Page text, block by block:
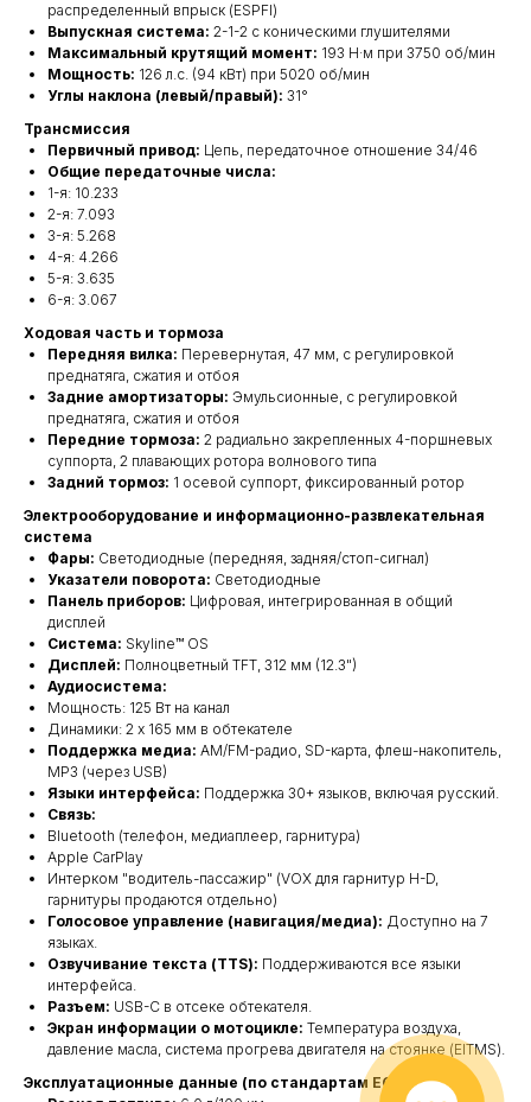
распределенный впрыск (ESPFI)
Выпускная система: 2-1-2 с коническими глушителями
Максимальный крутящий момент: 193 Н·м при 3750 об/мин
Мощность: 126 л.с. (94 кВт) при 5020 об/мин
Углы наклона (левый/правый): 31°
Трансмиссия
Первичный привод: Цепь, передаточное отношение 34/46
Общие передаточные числа:
1-я: 10.233
2-я: 7.093
3-я: 5.268
4-я: 4.266
5-я: 3.635
6-я: 3.067
Ходовая часть и тормоза
Передняя вилка: Перевернутая, 47 мм, с регулировкой
преднатяга, сжатия и отбоя
Задние амортизаторы: Эмульсионные, с регулировкой
преднатяга, сжатия и отбоя
Передние тормоза: 2 радиально закрепленных 4-поршневых
суппорта, 2 плавающих ротора волнового типа
Задний тормоз: 1 осевой суппорт, фиксированный ротор
Электрооборудование и информационно-развлекательная
система
Фары: Светодиодные (передняя, задняя/стоп-сигнал)
Указатели поворота: Светодиодные
Панель приборов: Цифровая, интегрированная в общий
дисплей
Система: Skyline™ OS
Дисплей: Полноцветный TFT, 312 мм (12.3")
Аудиосистема:
Мощность: 125 Вт на канал
Динамики: 2 х 165 мм в обтекателе
Поддержка медиа: AM/FM-радио, SD-карта, флеш-накопитель,
MP3 (через USB)
Языки интерфейса: Поддержка 30+ языков, включая русский.
Связь:
Bluetooth (телефон, медиаплеер, гарнитура)
Apple CarPlay
Интерком "водитель-пассажир" (VOX для гарнитур H-D,
гарнитуры продаются отдельно)
Голосовое управление (навигация/медиа): Доступно на 7
языках.
Озвучивание текста (TTS): Поддерживаются все языки
интерфейса.
Разъем: USB-C в отсеке обтекателя.
Экран информации о мотоцикле: Температура воздуха,
давление масла, система прогрева двигателя на стоянке (EITMS).
Эксплуатационные данные (по стандартам ЕС)